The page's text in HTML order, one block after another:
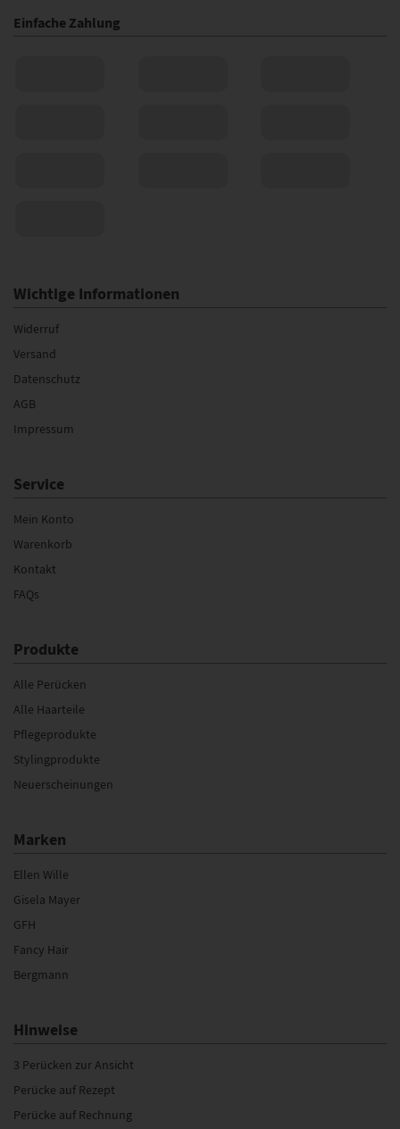
Einfache Zahlung
Wichtige Informationen
Widerruf
Versand
Datenschutz
AGB
Impressum
Service
Mein Konto
Warenkorb
Kontakt
FAQs
Produkte
Alle Perücken
Alle Haarteile
Pflegeprodukte
Stylingprodukte
Neuerscheinungen
Marken
Ellen Wille
Gisela Mayer
GFH
Fancy Hair
Bergmann
Hinweise
3 Perücken zur Ansicht
Perücke auf Rezept
Perücke auf Rechnung